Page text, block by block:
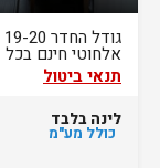
אלחוטי חינם בכל
תנאי ביטול
לינה בלבד
כולל מע"מ